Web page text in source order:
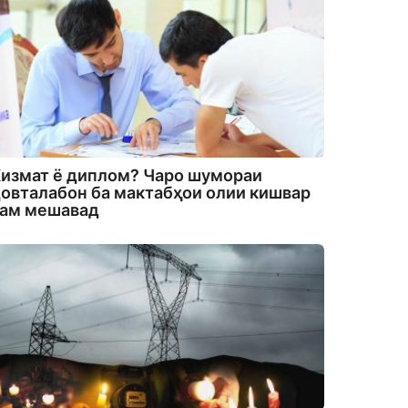
ё диплом? Чаро шумораи
ба мактабҳои олии кишвар
мешавад